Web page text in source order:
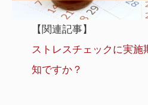
【関連記事】
ストレスチェックに実施
知ですか？